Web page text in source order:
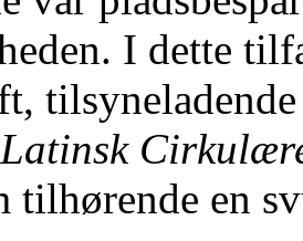
I dette
Latinsk
tilhørende en